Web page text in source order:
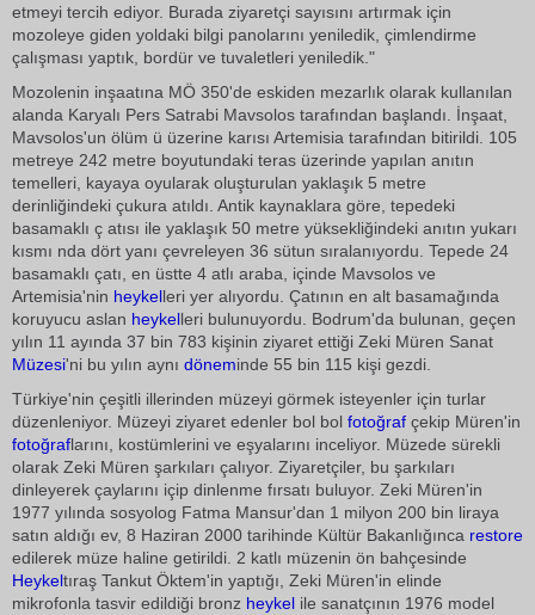
etmeyi tercih ediyor. Burada ziyaretçi sayısını artırmak için
mozoleye giden yoldaki bilgi panolarını yeniledik, çimlendirme
çalışması yaptık, bordür ve tuvaletleri yeniledik."
Mozolenin inşaatına MÖ 350'de eskiden mezarlık olarak kullanılan
alanda Karyalı Pers Satrabi Mavsolos tarafından başlandı. İnşaat,
Mavsolos'un ölüm ü üzerine karısı Artemisia tarafından bitirildi. 105
metreye 242 metre boyutundaki teras üzerinde yapılan anıtın
temelleri, kayaya oyularak oluşturulan yaklaşık 5 metre
derinliğindeki çukura atıldı. Antik kaynaklara göre, tepedeki
basamaklı ç atısı ile yaklaşık 50 metre yüksekliğindeki anıtın yukarı
kısmı nda dört yanı çevreleyen 36 sütun sıralanıyordu. Tepede 24
basamaklı çatı, en üstte 4 atlı araba, içinde Mavsolos ve
Artemisia'nin heykelleri yer alıyordu. Çatının en alt basamağında
koruyucu aslan heykelleri bulunuyordu. Bodrum'da bulunan, geçen
yılın 11 ayında 37 bin 783 kişinin ziyaret ettiği Zeki Müren Sanat
Müzesi'ni bu yılın aynı döneminde 55 bin 115 kişi gezdi.
Türkiye'nin çeşitli illerinden müzeyi görmek isteyenler için turlar
düzenleniyor. Müzeyi ziyaret edenler bol bol fotoğraf çekip Müren'in
fotoğraflarını, kostümlerini ve eşyalarını inceliyor. Müzede sürekli
olarak Zeki Müren şarkıları çalıyor. Ziyaretçiler, bu şarkıları
dinleyerek çaylarını içip dinlenme fırsatı buluyor. Zeki Müren'in
1977 yılında sosyolog Fatma Mansur'dan 1 milyon 200 bin liraya
satın aldığı ev, 8 Haziran 2000 tarihinde Kültür Bakanlığınca restore
edilerek müze haline getirildi. 2 katlı müzenin ön bahçesinde
Heykeltıraş Tankut Öktem'in yaptığı, Zeki Müren'in elinde
mikrofonla tasvir edildiği bronz heykel ile sanatçının 1976 model